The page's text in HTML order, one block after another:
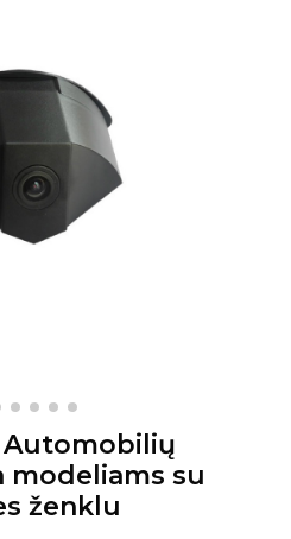
Automobilių
modeliams su
ženklu